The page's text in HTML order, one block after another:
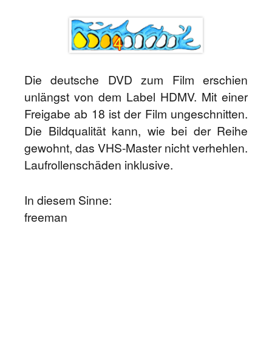
Die deutsche DVD zum Film erschien
unlängst von dem Label HDMV. Mit einer
Freigabe ab 18 ist der Film ungeschnitten.
Die Bildqualität kann, wie bei der Reihe
gewohnt, das VHS-Master nicht verhehlen.
Laufrollenschäden inklusive.
In diesem Sinne:
freeman